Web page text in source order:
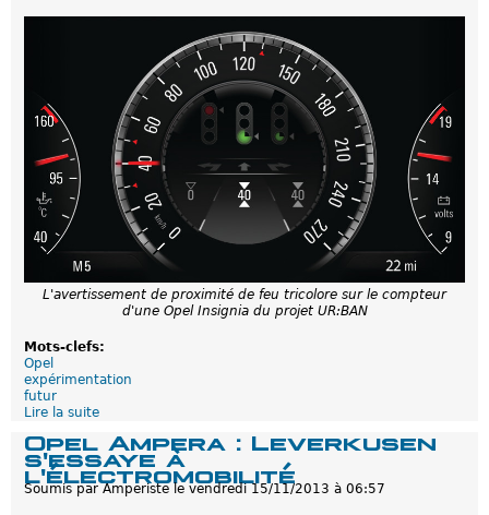
e
e
x
r
m
t
i
o
L'avertissement de proximité de feu tricolore sur le compteur
d'une Opel Insignia du projet UR:BAN
Mots-clefs:
Opel
expérimentation
futur
Lire la suite
r
o
Opel Ampera : Leverkusen
s'essaye à
l'électromobilité
Soumis parAmperistele vendredi 15/11/2013 à 06:57